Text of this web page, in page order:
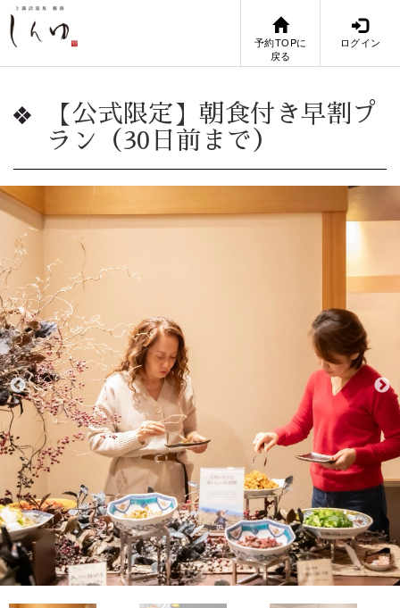
予約TOPに
戻る
ログイン
【公式限定】朝食付き早割プ
ラン（30日前まで）